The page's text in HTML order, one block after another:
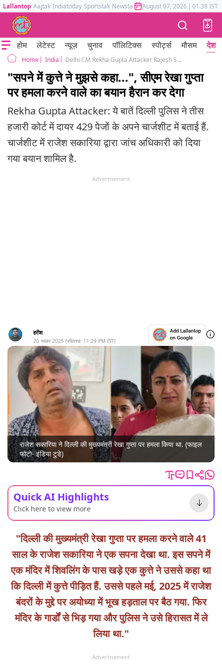
Lallantop Aajtak Indiatoday Sportstak Newstak Mumbai Tak Astrotak
August 07, 2026 | 01:38 IST
होम लेटेस्ट न्यूज़ चुनाव पॉलिटिक्स स्पोर्ट्स मौसम देश
Home India Delhi CM Rekha Gupta Attacker Rajesh Sakriya Guided By Dog In Dream Police Chargesheet
"सपने में कुत्ते ने मुझसे कहा...", सीएम रेखा गुप्ता
पर हमला करने वाले का बयान हैरान कर देगा
Rekha Gupta Attacker: ये बातें दिल्ली पुलिस ने तीस
हजारी कोर्ट में दायर 429 पेजों के अपने चार्जशीट में बताई हैं.
चार्जशीट में राजेश सकारिया द्वारा जांच अधिकारी को दिया
गया बयान शामिल है.
Advertisement
हरीश
20 नवंबर 2025 (पब्लिश्ड: 11:29 PM IST)
राजेश सकारिया ने दिल्ली की मुख्यमंत्री रेखा गुप्ता पर हमला किया था. (फाइल
फोटो- इंडिया टुडे)
Quick AI Highlights
Click here to view more
"दिल्ली की मुख्यमंत्री रेखा गुप्ता पर हमला करने वाले 41
साल के राजेश सकारिया ने एक सपना देखा था. इस सपने में
एक मंदिर में शिवलिंग के पास खड़े एक कुत्ते ने उससे कहा था
कि दिल्ली में कुत्ते पीड़ित हैं. उससे पहले मई, 2025 में राजेश
बंदरों के मुद्दे पर अयोध्या में भूख हड़ताल पर बैठ गया. फिर
मंदिर के गार्डों से भिड़ गया और पुलिस ने उसे हिरासत में ले
लिया था."
Advertisement